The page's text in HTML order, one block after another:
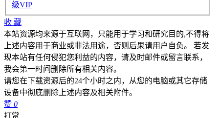
级VIP
收 藏
本站资源均来源于互联网，只能用于学习和研究目的,不得将
上述内容用于商业或非法用途，否则后果请用户自负。 若发
现本站有任何侵犯您利益的内容，请及时邮件或留言联系，
我会第一时间删除所有相关内容。
请您在下载资源后的24个小时之内，从您的电脑或其它存储
设备中彻底删除上述内容及相关附件。
赞 0
打赏